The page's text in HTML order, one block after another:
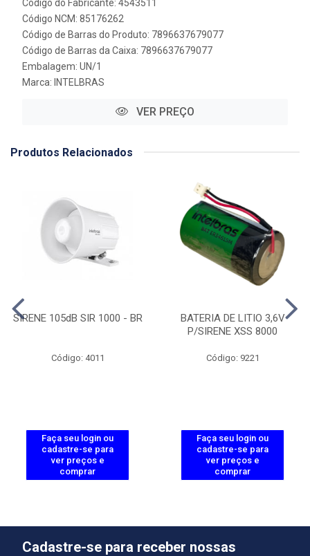
Código do Fabricante: 4543511
Código NCM: 85176262
Código de Barras do Produto: 7896637679077
Código de Barras da Caixa: 7896637679077
Embalagem: UN/1
Marca: INTELBRAS
VER PREÇO
Produtos Relacionados
SIRENE 105dB SIR 1000 - BR
Código: 4011
Faça seu login ou
cadastre-se para
ver preços e
comprar
BATERIA DE LITIO 3,6V
P/SIRENE XSS 8000
Código: 9221
Faça seu login ou
cadastre-se para
ver preços e
comprar
Cadastre-se para receber nossas